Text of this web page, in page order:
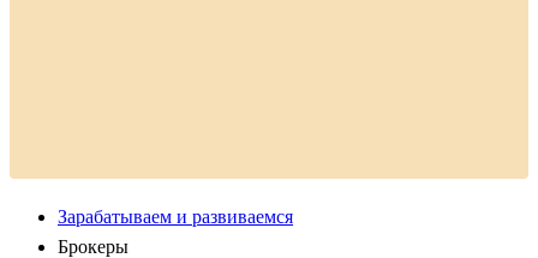
Зарабатываем и развиваемся
Брокеры